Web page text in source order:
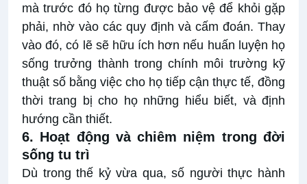
mà trước đó họ từng được bảo vệ để khỏi gặp
phải, nhờ vào các quy định và cấm đoán. Thay
vào đó, có lẽ sẽ hữu ích hơn nếu huấn luyện họ
sống trưởng thành trong chính môi trường kỹ
thuật số bằng việc cho họ tiếp cận thực tế, đồng
thời trang bị cho họ những hiểu biết, và định
hướng cần thiết.
6. Hoạt động và chiêm niệm trong đời
sống tu trì
Dù trong thế kỷ vừa qua, số người thực hành